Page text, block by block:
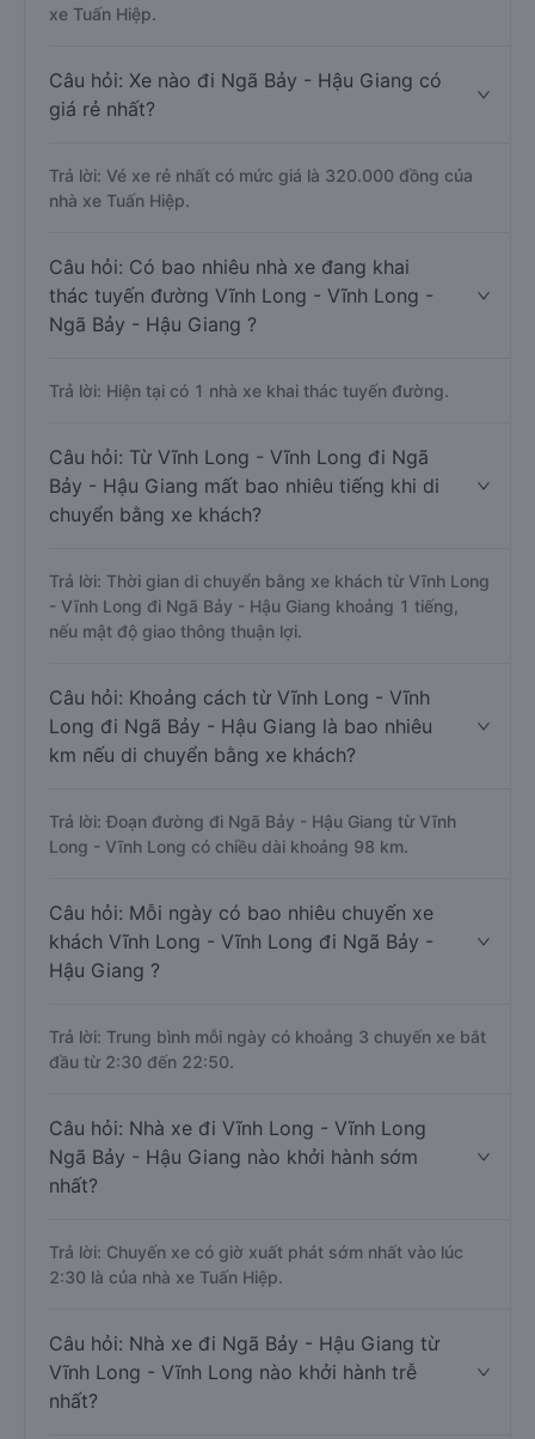
xe Tuấn Hiệp.
Câu hỏi: Xe nào đi Ngã Bảy - Hậu Giang có
giá rẻ nhất?
Trả lời: Vé xe rẻ nhất có mức giá là 320.000 đồng của
nhà xe Tuấn Hiệp.
Câu hỏi: Có bao nhiêu nhà xe đang khai
thác tuyến đường Vĩnh Long - Vĩnh Long -
Ngã Bảy - Hậu Giang ?
Trả lời: Hiện tại có 1 nhà xe khai thác tuyến đường.
Câu hỏi: Từ Vĩnh Long - Vĩnh Long đi Ngã
Bảy - Hậu Giang mất bao nhiêu tiếng khi di
chuyển bằng xe khách?
Trả lời: Thời gian di chuyển bằng xe khách từ Vĩnh Long
- Vĩnh Long đi Ngã Bảy - Hậu Giang khoảng 1 tiếng,
nếu mật độ giao thông thuận lợi.
Câu hỏi: Khoảng cách từ Vĩnh Long - Vĩnh
Long đi Ngã Bảy - Hậu Giang là bao nhiêu
km nếu di chuyển bằng xe khách?
Trả lời: Đoạn đường đi Ngã Bảy - Hậu Giang từ Vĩnh
Long - Vĩnh Long có chiều dài khoảng 98 km.
Câu hỏi: Mỗi ngày có bao nhiêu chuyến xe
khách Vĩnh Long - Vĩnh Long đi Ngã Bảy -
Hậu Giang ?
Trả lời: Trung bình mỗi ngày có khoảng 3 chuyến xe bắt
đầu từ 2:30 đến 22:50.
Câu hỏi: Nhà xe đi Vĩnh Long - Vĩnh Long
Ngã Bảy - Hậu Giang nào khởi hành sớm
nhất?
Trả lời: Chuyến xe có giờ xuất phát sớm nhất vào lúc
2:30 là của nhà xe Tuấn Hiệp.
Câu hỏi: Nhà xe đi Ngã Bảy - Hậu Giang từ
Vĩnh Long - Vĩnh Long nào khởi hành trễ
nhất?